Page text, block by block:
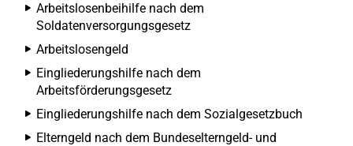
Arbeitslosenbeihilfe nach dem
Soldatenversorgungsgesetz
Arbeitslosengeld
Eingliederungshilfe nach dem
Arbeitsförderungsgesetz
Eingliederungshilfe nach dem Sozialgesetzbuch
Elterngeld nach dem Bundeselterngeld- und